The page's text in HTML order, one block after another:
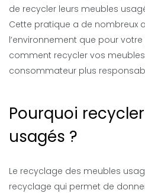
de recycler leurs meubles
Cette pratique a de nombreux
l’environnement que pour
comment recycler vos
consommateur plus
Pourquoi
usagés ?
Le recyclage des meubles
recyclage qui permet de